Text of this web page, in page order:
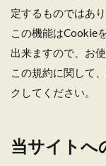
定するものではあり
この機能はCookie
出来ますので、お
この規約に関して
クしてください。
当サイトへ